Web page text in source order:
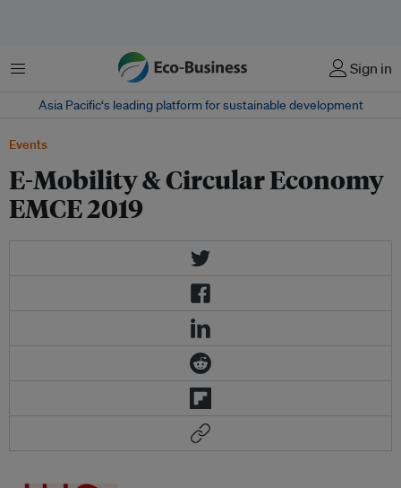
菜单 Sign in
Asia Pacific‘s leading platform for sustainable development
Events
E-Mobility & Circular Economy
EMCE 2019